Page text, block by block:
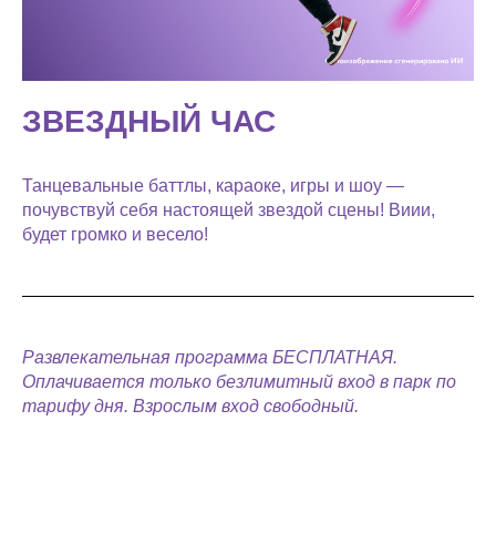
ЗВЕЗДНЫЙ ЧАС
Танцевальные баттлы, караоке, игры и шоу —
почувствуй себя настоящей звездой сцены! Виии,
будет громко и весело!
Развлекательная программа БЕСПЛАТНАЯ.
Оплачивается только безлимитный вход в парк по
тарифу дня. Взрослым вход свободный.